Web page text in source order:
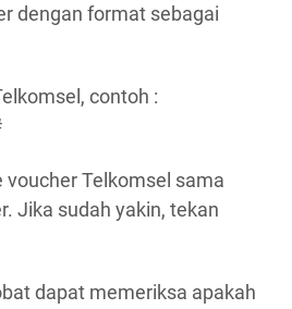
dengan format sebagai
contoh :
voucher Telkomsel sama
Jika sudah yakin, tekan
dapat memeriksa apakah